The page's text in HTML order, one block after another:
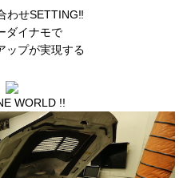
わせSETTING‼︎
ダイナモで
ップが実現する
WORLD !!